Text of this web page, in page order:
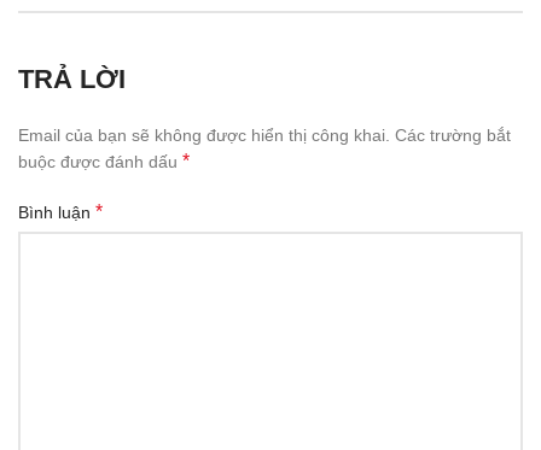
TRẢ LỜI
Email của bạn sẽ không được hiển thị công khai. Các trường bắt
buộc được đánh dấu *
Bình luận *